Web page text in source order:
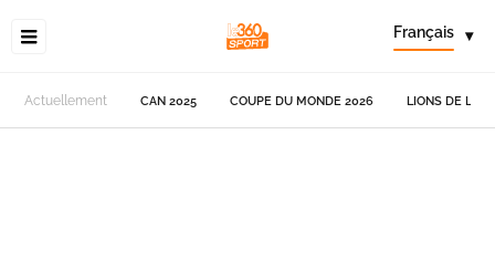
Français ▾
Actuellement CAN 2025 COUPE DU MONDE 2026 LIONS DE